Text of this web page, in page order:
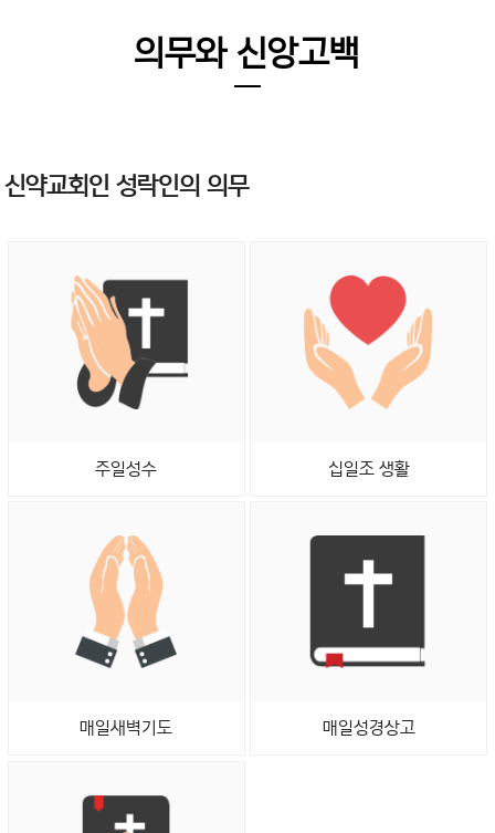
의무와 신앙고백
신약교회인 성락인의 의무
주일성수 십일조 생활
매일새벽기도 매일성경상고